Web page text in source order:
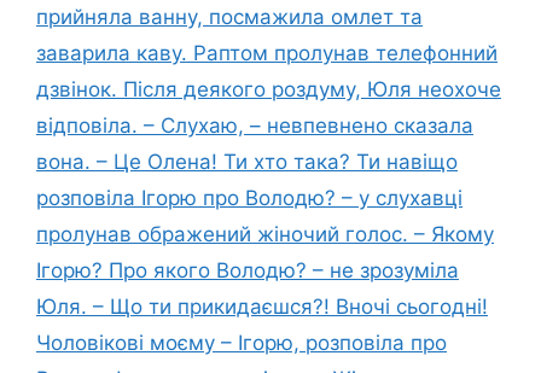
прийняла ванну, посмажила омлет та
заварила каву. Раптом пролунав телефонний
дзвінок. Після деякого роздуму, Юля неохоче
відповіла. – Слухаю, – невпевнено сказала
вона. – Це Олена! Ти хто така? Ти навіщо
розповіла Ігорю про Володю? – у слухавці
пролунав ображений жіночий голос. – Якому
Ігорю? Про якого Володю? – не зрозуміла
Юля. – Що ти прикидаєшся?! Вночі сьогодні!
Чоловікові моєму – Ігорю, розповіла про